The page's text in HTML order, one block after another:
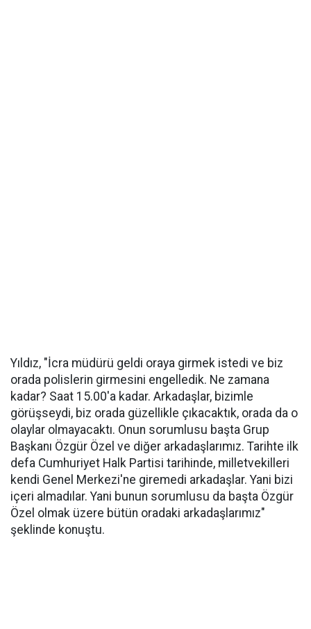
Yıldız, "İcra müdürü geldi oraya girmek istedi ve biz
orada polislerin girmesini engelledik. Ne zamana
kadar? Saat 15.00'a kadar. Arkadaşlar, bizimle
görüşseydi, biz orada güzellikle çıkacaktık, orada da o
olaylar olmayacaktı. Onun sorumlusu başta Grup
Başkanı Özgür Özel ve diğer arkadaşlarımız. Tarihte ilk
defa Cumhuriyet Halk Partisi tarihinde, milletvekilleri
kendi Genel Merkezi'ne giremedi arkadaşlar. Yani bizi
içeri almadılar. Yani bunun sorumlusu da başta Özgür
Özel olmak üzere bütün oradaki arkadaşlarımız"
şeklinde konuştu.